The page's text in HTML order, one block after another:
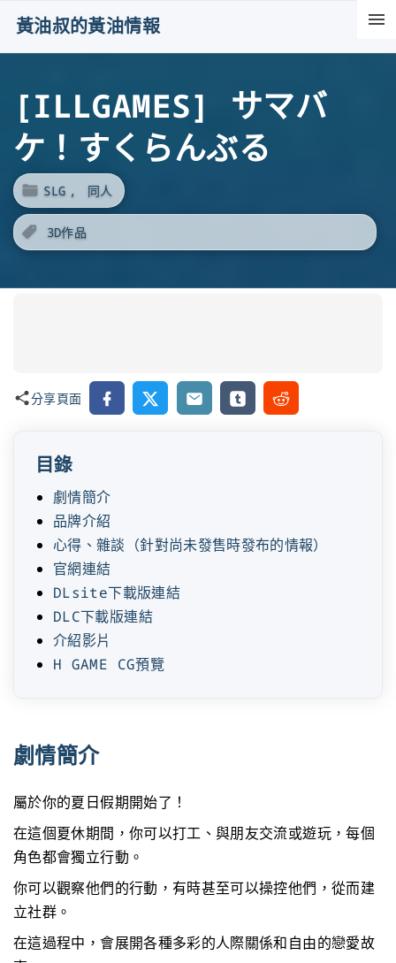
e
黃油叔的黃油情報
[ILLGAMES] サマバ
ケ！すくらんぶる
SLG 同人
3D作品
分享頁面 Facebook
X Email TumblrReddit
目錄
劇情簡介
品牌介紹
心得、雜談（針對尚未發售時發布的情報）
官網連結
DLsite下載版連結
DLC下載版連結
介紹影片
H GAME CG預覽
劇情簡介
屬於你的夏日假期開始了！
在這個夏休期間，你可以打工、與朋友交流或遊玩，每個
角色都會獨立行動。
你可以觀察他們的行動，有時甚至可以操控他們，從而建
立社群。
在這過程中，會展開各種多彩的人際關係和自由的戀愛故